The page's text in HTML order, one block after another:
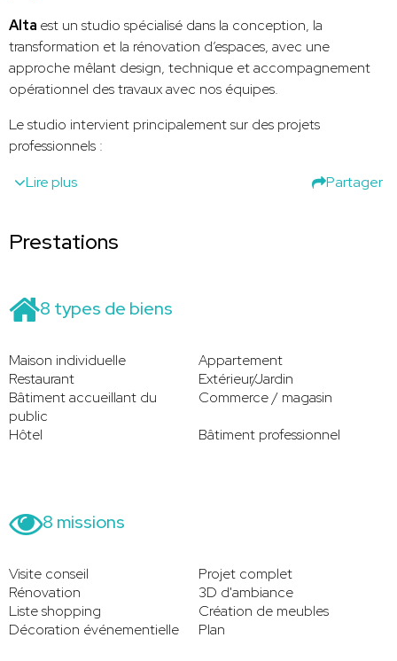
Alta est un studio spécialisé dans la conception, la
transformation et la rénovation d’espaces, avec une
approche mêlant design, technique et accompagnement
opérationnel des travaux avec nos équipes.
Le studio intervient principalement sur des projets
professionnels :
Lire plus
Partager
Prestations
8 types de biens
Maison individuelle
Appartement
Restaurant
Extérieur/Jardin
Bâtiment accueillant du
public
Commerce / magasin
Hôtel
Bâtiment professionnel
8 missions
Visite conseil
Projet complet
Rénovation
3D d'ambiance
Liste shopping
Création de meubles
Décoration événementielle
Plan